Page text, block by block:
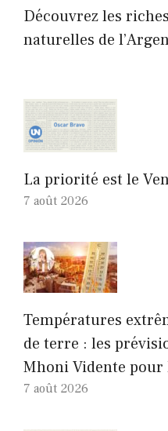
Découvrez les
naturelles de
La priorité est le
7 août 2026
Températures
de terre : les
Mhoni Vidente pour
7 août 2026